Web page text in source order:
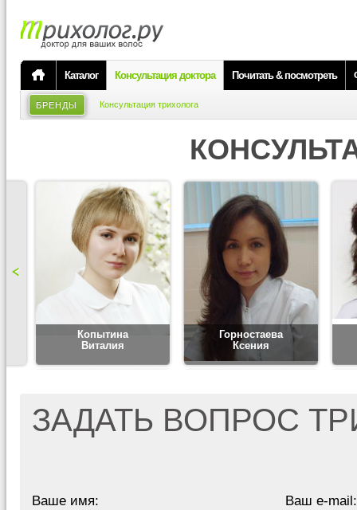
Каталог Консультация доктора Почитать & посмотреть
БРЕНДЫ Консультация трихолога
Копытина
Виталия
Горностаева
Ксения
ЗАДАТЬ ВОПРОС
Ваше имя: Ваш e-mail: